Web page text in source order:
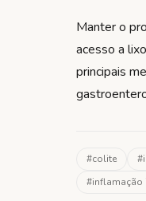
Manter o
acesso a
principais
#colite #
#inflamação